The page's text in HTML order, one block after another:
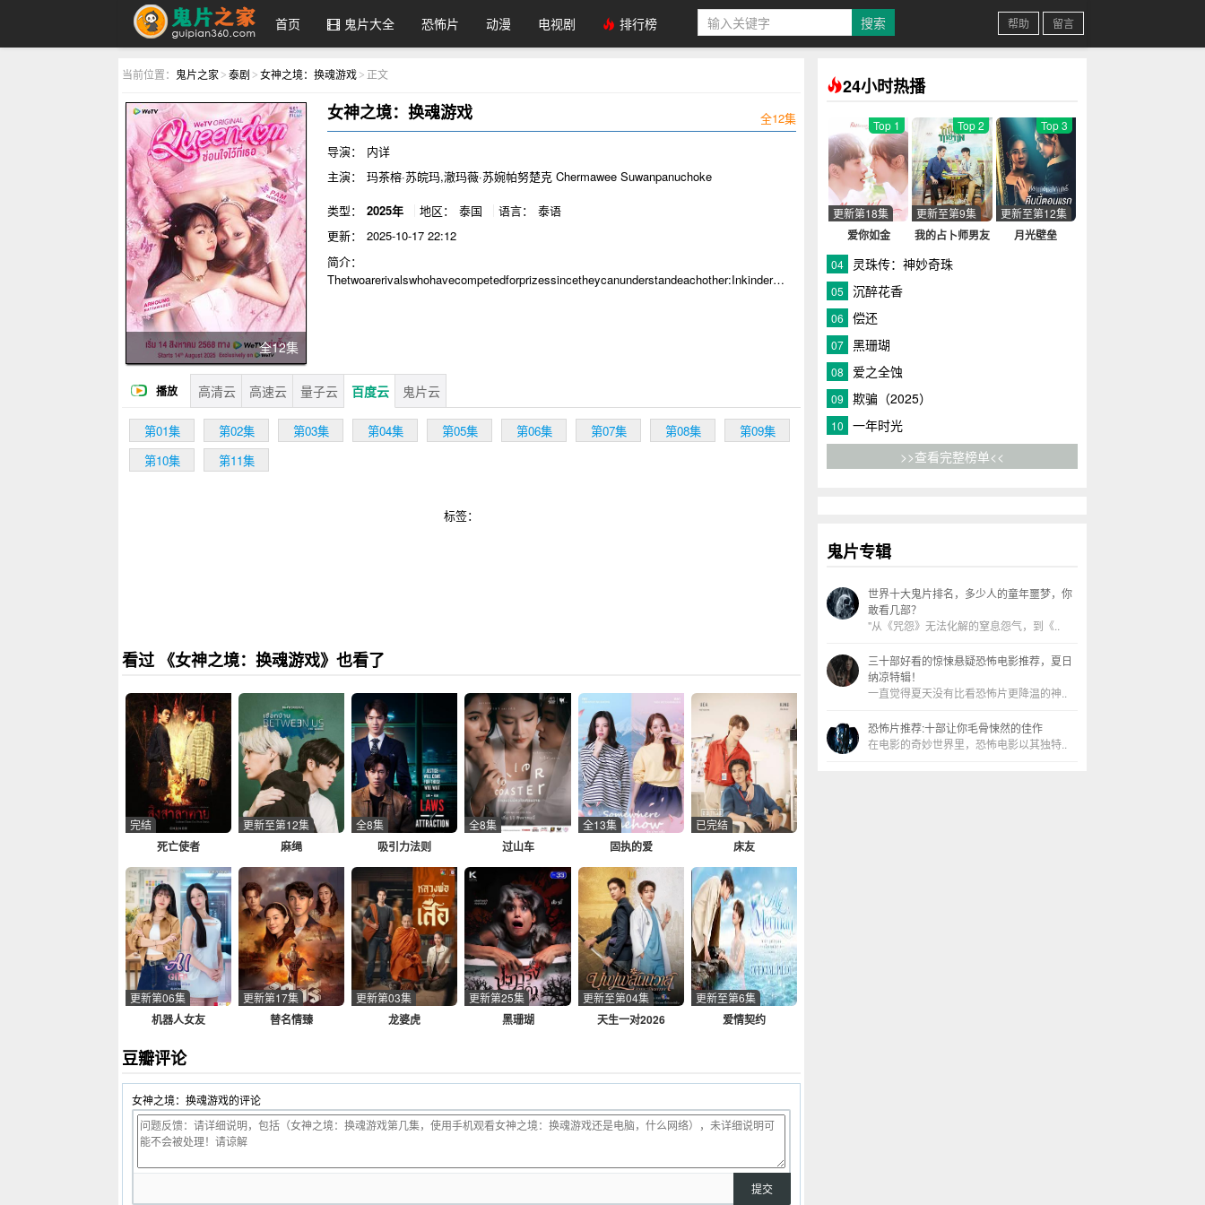
鬼片之家
首页 鬼片大全 恐怖片 动漫 电视剧 排行榜 帮助 留言
当前位置： 鬼片之家 > 泰剧 > 女神之境：换魂游戏 > 正文
全12集
女神之境：换魂游戏
全12集
导演：
内详
主演：
玛茶榕·苏皖玛,澈玛薇·苏婉帕努楚克 Chermawee Suwanpanuchoke
类型：
2025年 地区： 泰国 语言：
泰语
更新：
2025-10-17 22:12
简介：
Thetwoarerivalswhohavecompetedforprizessincetheycanunderstandeachother:Inkindergarten?
PromqueenUntilintheirmostrecentcompetition,thecompetitionfortheindustry'sbestactress,anaccidenthappensonthefilmset...And...
播放 高清云 高速云 量子云 百度云 鬼片云
第01集 第02集 第03集 第04集 第05集 第06集 第07集 第08集
第09集
第10集
第11集
标签：
看过 《女神之境：换魂游戏》也看了
死亡使者
完结
麻绳
更新至第12集
吸引力法则
全8集
过山车
全8集
固执的爱
全13集
床友
已完结
机器人女友
更新第06集
替名情臻
更新第17集
龙婆虎
更新第03集
黑珊瑚
更新第25集
天生一对2026
更新至第04集
爱情契约
更新至第6集
豆瓣评论
女神之境：换魂游戏的评论
24小时热播
爱你如金
Top 1
更新第18集
我的占卜师男友
Top 2
更新至第9集
月光壁垒
Top 3
更新至第12集
04 灵珠传：神妙奇珠
05 沉醉花香
06 偿还
07 黑珊瑚
08 爱之全蚀
09 欺骗（2025）
10
一年时光
>>查看完整榜单<<
鬼片专辑
世界十大鬼片排名，多少人的童年噩梦，你
敢看几部？
"从《咒怨》无法化解的窒息怨气，到《..
三十部好看的惊悚悬疑恐怖电影推荐，夏日
纳凉特辑！
一直觉得夏天没有比看恐怖片更降温的神..
恐怖片推荐:十部让你毛骨悚然的佳作
在电影的奇妙世界里，恐怖电影以其独特..